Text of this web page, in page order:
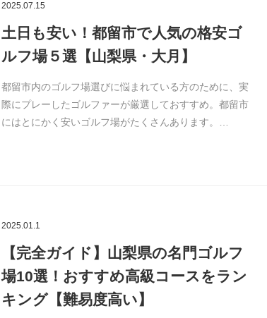
2025.07.15
土日も安い！都留市で人気の格安ゴ
ルフ場５選【山梨県・大月】
都留市内のゴルフ場選びに悩まれている方のために、実
際にプレーしたゴルファーが厳選しておすすめ。都留市
にはとにかく安いゴルフ場がたくさんあります。…
2025.01.1
【完全ガイド】山梨県の名門ゴルフ
場10選！おすすめ高級コースをラン
キング【難易度高い】